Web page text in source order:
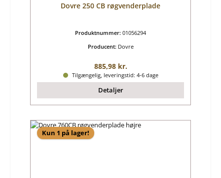
Dovre 250 CB røgvenderplade
Produktnummer: 01056294
Producent: Dovre
Almindelig pris:
885,98 kr.
Tilgængelig, leveringstid: 4-6 dage
Detaljer
Kun 1 på lager!